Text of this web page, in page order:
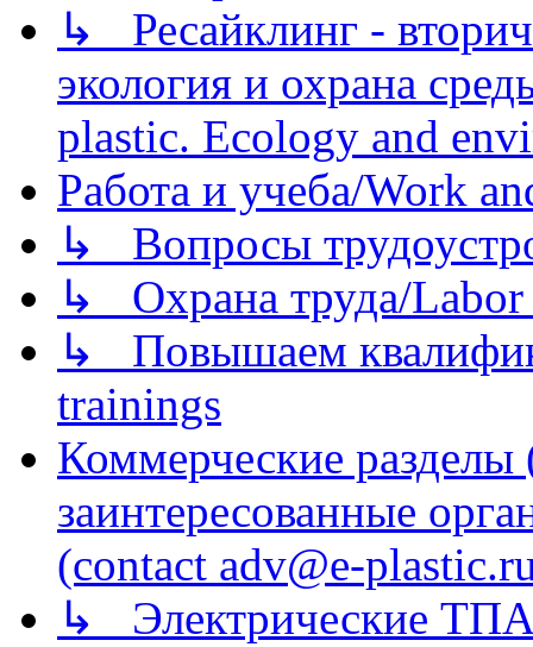
↳ Ресайклинг -
экология и охрана
plastic. Ecology and
Работа и учеба/Work
↳ Вопросы
↳ Охрана труда/Labor
↳ Повышаем
trainings
Коммерческие
заинтересованные
(contact adv@e-
↳ Электрические